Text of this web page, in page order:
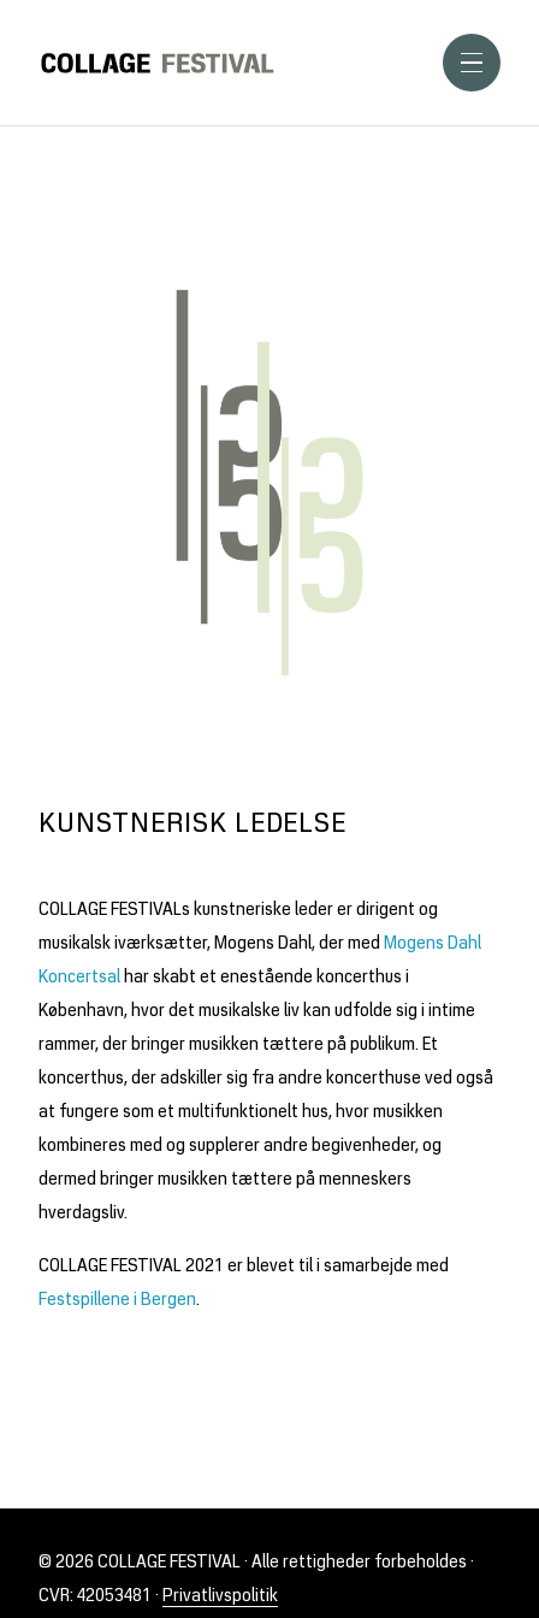
KUNSTNERISK LEDELSE
COLLAGE FESTIVALs kunstneriske leder er dirigent og
musikalsk iværksætter, Mogens Dahl, der med Mogens Dahl
Koncertsal har skabt et enestående koncerthus i
København, hvor det musikalske liv kan udfolde sig i intime
rammer, der bringer musikken tættere på publikum. Et
koncerthus, der adskiller sig fra andre koncerthuse ved også
at fungere som et multifunktionelt hus, hvor musikken
kombineres med og supplerer andre begivenheder, og
dermed bringer musikken tættere på menneskers
hverdagsliv.
COLLAGE FESTIVAL 2021 er blevet til i samarbejde med
Festspillene i Bergen.
© 2026 COLLAGE FESTIVAL · Alle rettigheder forbeholdes ·
CVR: 42053481 · Privatlivspolitik